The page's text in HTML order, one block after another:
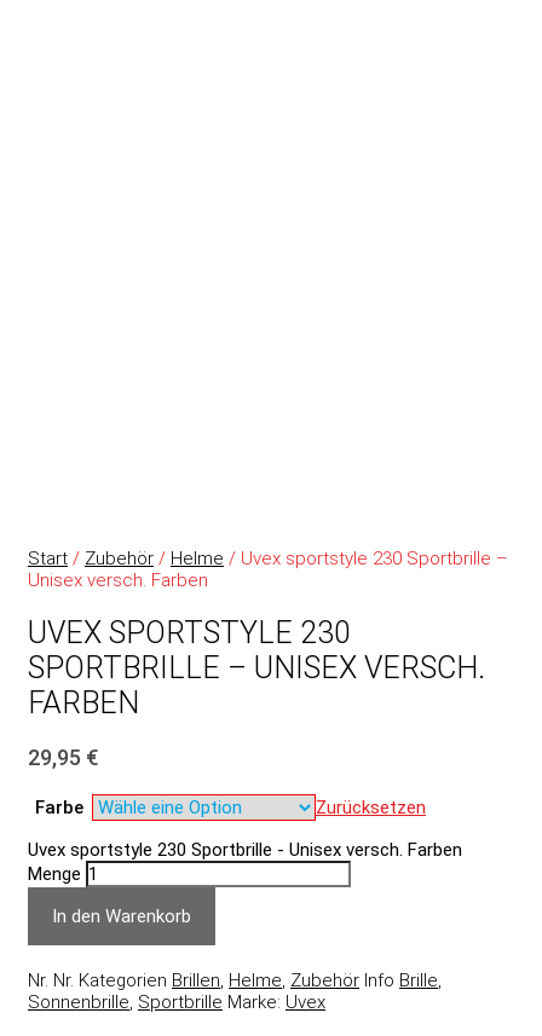
Start / Zubehör / Helme / Uvex sportstyle 230 Sportbrille –
Unisex versch. Farben
UVEX SPORTSTYLE 230
SPORTBRILLE – UNISEX VERSCH.
FARBEN
29,95 €
Farbe
Zurücksetzen
Uvex sportstyle 230 Sportbrille - Unisex versch. Farben
Menge
In den Warenkorb
Nr. Nr. Kategorien Brillen, Helme, Zubehör Info Brille,
Sonnenbrille, Sportbrille Marke: Uvex